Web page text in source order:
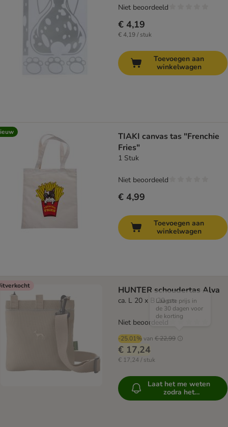
€ 4,19
€ 4,19 / stuk
Niet beoordeeld
Toevoegen aan
winkelwagen
TIAKI canvas tas "Frenchie
Fries"
1 Stuk
€ 4,99
Niet beoordeeld
Toevoegen aan
winkelwagen
HUNTER schoudertas Alva
ca. L 20 x B 20 cm
-25.01%van € 22,99
Laagste prijs in
de 30 dagen voor
de korting
€ 17,24
€ 17,24 / stuk
Niet beoordeeld
Laat het me weten
zodra het
beschikbaar is